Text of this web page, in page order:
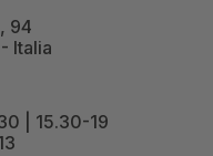
94
Italia
| 15.30-19